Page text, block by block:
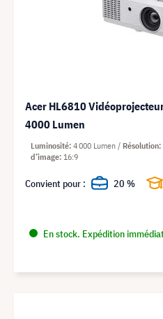
Acer HL6810
4000 Lumen
En stock. Expédition
Luminosité 4 000 Lumen Résolution
d’image 16:9
Convient pour : 20 %